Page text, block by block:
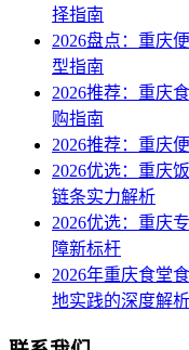
择指南
2026盘点：重庆
型指南
2026推荐：重庆
购指南
2026推荐：重庆
2026优选：重庆
链条实力解析
2026优选：重庆
障新标杆
2026年重庆食堂
地实践的深度解析